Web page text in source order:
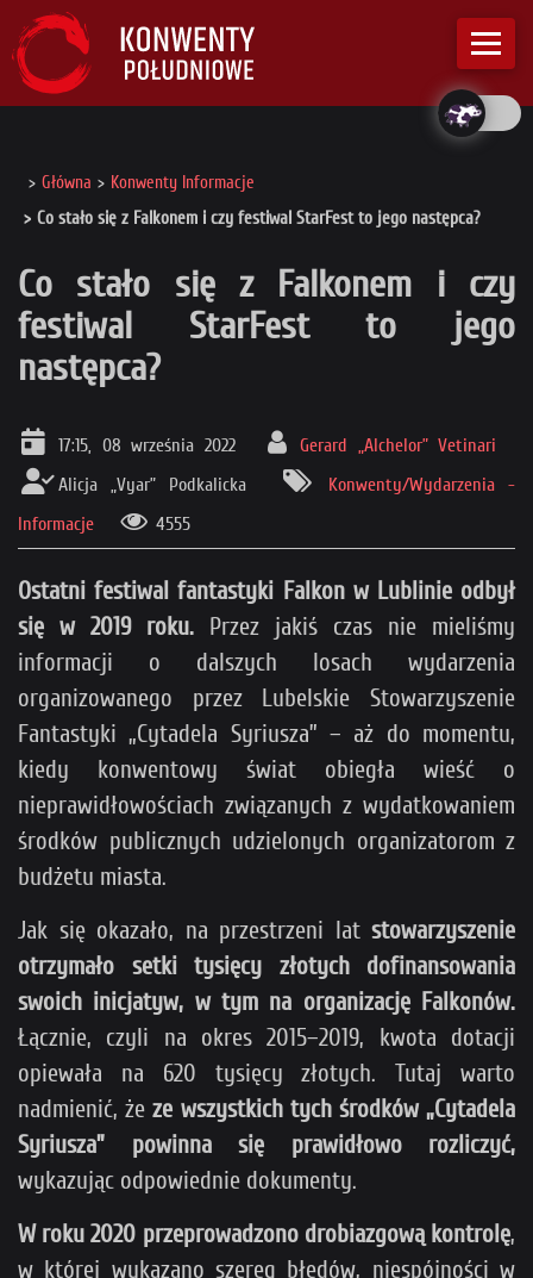
Główna
Konwenty Informacje
Co stało się z Falkonem i czy festiwal StarFest to jego następca?
Co stało się z Falkonem i czy
festiwal StarFest to jego
następca?
17:15, 08 września 2022
Gerard „Alchelor” Vetinari
Alicja „Vyar” Podkalicka
Konwenty/Wydarzenia -
Informacje
4555
Ostatni festiwal fantastyki Falkon w Lublinie odbył
się w 2019 roku. Przez jakiś czas nie mieliśmy
informacji o dalszych losach wydarzenia
organizowanego przez Lubelskie Stowarzyszenie
Fantastyki „Cytadela Syriusza” – aż do momentu,
kiedy konwentowy świat obiegła wieść o
nieprawidłowościach związanych z wydatkowaniem
środków publicznych udzielonych organizatorom z
budżetu miasta.
Jak się okazało, na przestrzeni lat stowarzyszenie
otrzymało setki tysięcy złotych dofinansowania
swoich inicjatyw, w tym na organizację Falkonów.
Łącznie, czyli na okres 2015–2019, kwota dotacji
opiewała na 620 tysięcy złotych. Tutaj warto
nadmienić, żeze wszystkich tych środków „Cytadela
Syriusza” powinna się prawidłowo rozliczyć,
wykazując odpowiednie dokumenty.
W roku 2020 przeprowadzono drobiazgową kontrolę,
w której wykazano szereg błędów, niespójności w